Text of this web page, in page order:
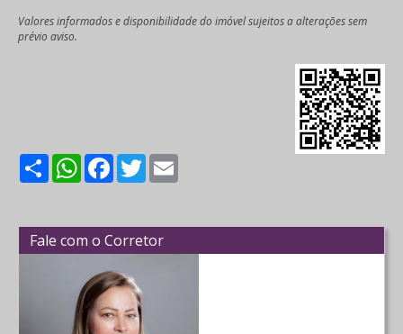
Valores informados e disponibilidade do imóvel sujeitos a alterações sem
prévio aviso.
ShareWhatsApp
Facebook
Twitter
Fale com o Corretor